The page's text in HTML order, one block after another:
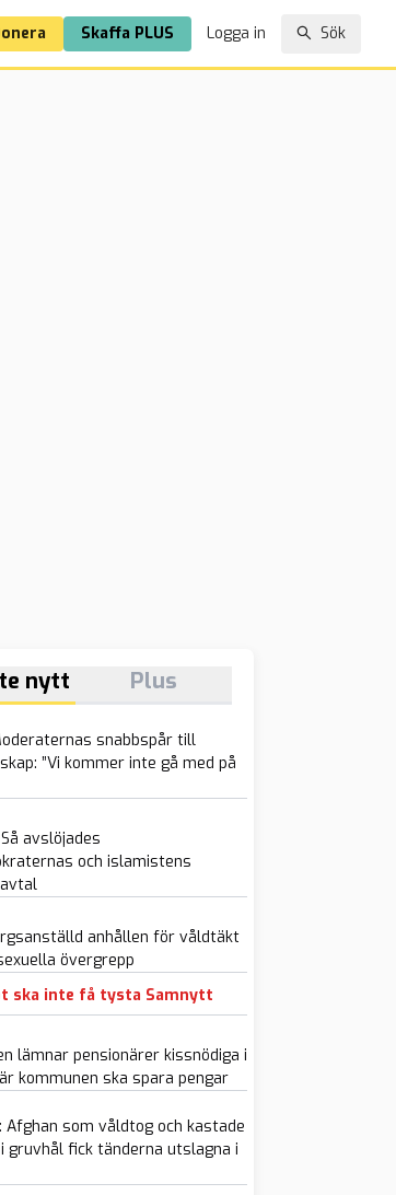
Skaffa PLUS Logga in Sök
nytt Plus
snabbspår till
”Vi kommer inte gå med på
avslöjades
och islamistens
anhållen för våldtäkt
övergrepp
ska inte få tysta Samnytt
lämnar pensionärer kissnödiga i
kommunen ska spara pengar
Afghan som våldtog och kastade
gruvhål fick tänderna utslagna i